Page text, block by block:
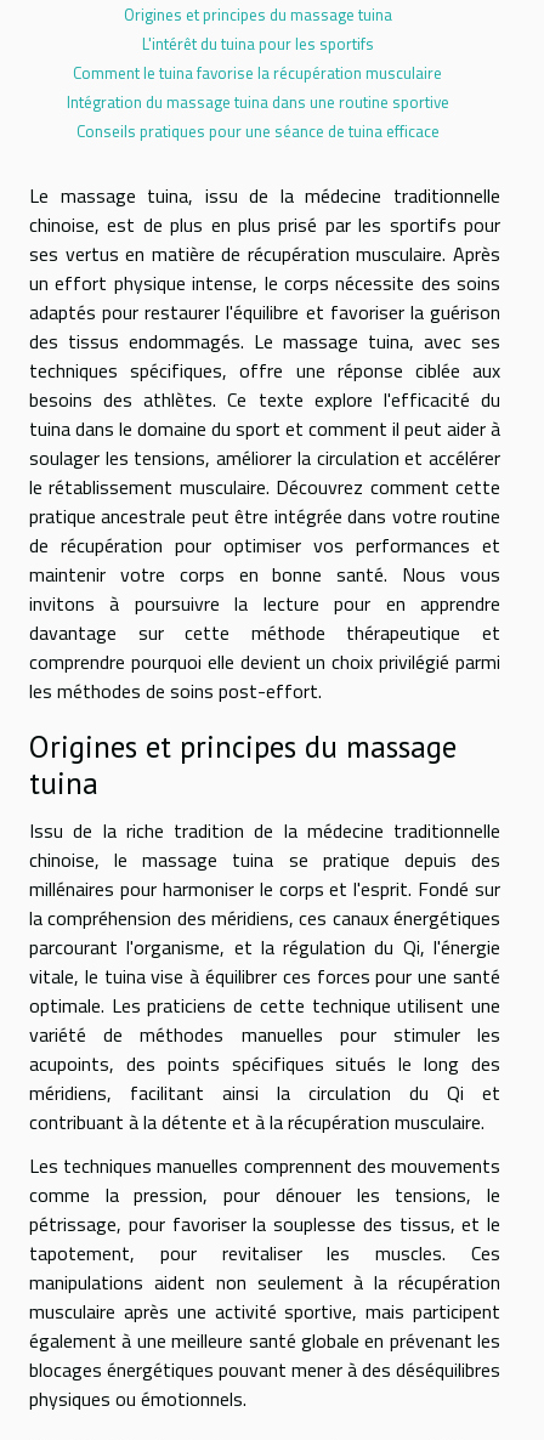
Origines et principes du massage tuina
L'intérêt du tuina pour les sportifs
Comment le tuina favorise la récupération musculaire
Intégration du massage tuina dans une routine sportive
Conseils pratiques pour une séance de tuina efficace
Le massage tuina, issu de la médecine traditionnelle
chinoise, est de plus en plus prisé par les sportifs pour
ses vertus en matière de récupération musculaire. Après
un effort physique intense, le corps nécessite des soins
adaptés pour restaurer l'équilibre et favoriser la guérison
des tissus endommagés. Le massage tuina, avec ses
techniques spécifiques, offre une réponse ciblée aux
besoins des athlètes. Ce texte explore l'efficacité du
tuina dans le domaine du sport et comment il peut aider à
soulager les tensions, améliorer la circulation et accélérer
le rétablissement musculaire. Découvrez comment cette
pratique ancestrale peut être intégrée dans votre routine
de récupération pour optimiser vos performances et
maintenir votre corps en bonne santé. Nous vous
invitons à poursuivre la lecture pour en apprendre
davantage sur cette méthode thérapeutique et
comprendre pourquoi elle devient un choix privilégié parmi
les méthodes de soins post-effort.
Origines et principes du massage
tuina
Issu de la riche tradition de la médecine traditionnelle
chinoise, le massage tuina se pratique depuis des
millénaires pour harmoniser le corps et l'esprit. Fondé sur
la compréhension des méridiens, ces canaux énergétiques
parcourant l'organisme, et la régulation du Qi, l'énergie
vitale, le tuina vise à équilibrer ces forces pour une santé
optimale. Les praticiens de cette technique utilisent une
variété de méthodes manuelles pour stimuler les
acupoints, des points spécifiques situés le long des
méridiens, facilitant ainsi la circulation du Qi et
contribuant à la détente et à la récupération musculaire.
Les techniques manuelles comprennent des mouvements
comme la pression, pour dénouer les tensions, le
pétrissage, pour favoriser la souplesse des tissus, et le
tapotement, pour revitaliser les muscles. Ces
manipulations aident non seulement à la récupération
musculaire après une activité sportive, mais participent
également à une meilleure santé globale en prévenant les
blocages énergétiques pouvant mener à des déséquilibres
physiques ou émotionnels.